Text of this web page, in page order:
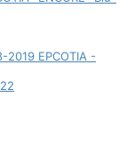
2019 EPCOTIA -